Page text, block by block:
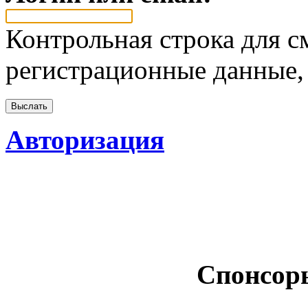
Контрольная строка для
регистрационные
Авторизация